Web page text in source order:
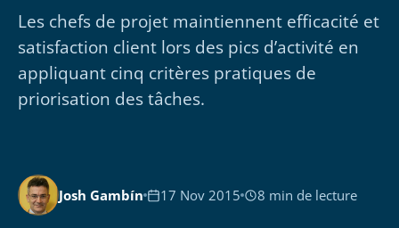
Les chefs de projet maintiennent efficacité et
satisfaction client lors des pics d’activité en
appliquant cinq critères pratiques de
priorisation des tâches.
Josh Gambín 17 Nov 2015 8 min de lecture